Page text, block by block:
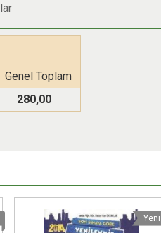
Genel Toplam
280,00
Yeni